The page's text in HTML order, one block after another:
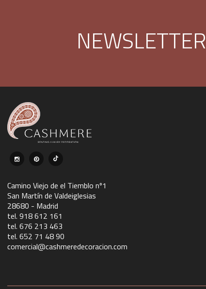
NEWSLETTER
Camino Viejo de el Tiemblo nº1
San Martín de Valdeiglesias
28680 - Madrid
tel. 918 612 161
tel. 676 213 463
tel. 652 71 48 90
comercial@cashmeredecoracion.com